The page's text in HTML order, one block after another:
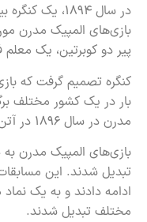
در سال ۱۸۹۴،
بازی‌های المپیک مدرن
پیر دو کوبرتین، یک معلم
کنگره تصمیم گرفت که
بار در یک کشور مختلف
مدرن در سال ۱۸۹۶ در آتن، یونان برگزار شد.
بازی‌های المپیک مدرن
تبدیل شدند. این
ادامه دادند و به یک
مختلف تبدیل شدند.